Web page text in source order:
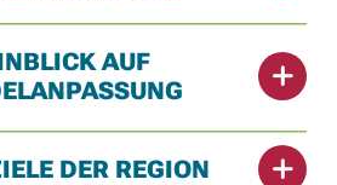
AUF
DER REGION